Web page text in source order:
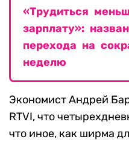
«Трудиться
зарплату»:
перехода на
неделю
Экономист Андрей
RTVI, что
что иное, как ширма